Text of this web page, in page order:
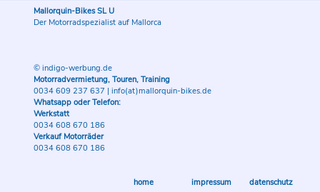
Mallorquin-Bikes SL U
Der Motorradspezialist auf Mallorca
© indigo-werbung.de
Motorradvermietung, Touren, Training
0034 609 237 637 | info(at)mallorquin-bikes.de
Whatsapp oder Telefon:
Werkstatt
0034 608 670 186
Verkauf Motorräder
0034 608 670 186
home impressum datenschutz